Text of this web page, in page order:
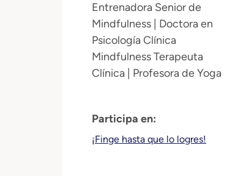
Entrenadora Senior de
Mindfulness | Doctora en
Psicología Clínica
Mindfulness Terapeuta
Clínica | Profesora de Yoga
Participa en:
¡Finge hasta que lo logres!